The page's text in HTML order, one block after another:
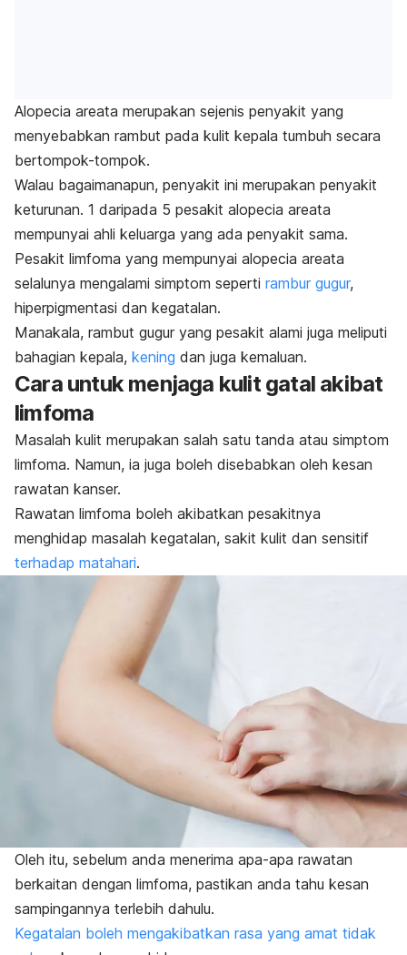
Alopecia areata merupakan sejenis penyakit yang
menyebabkan rambut pada kulit kepala tumbuh secara
bertompok-tompok.
Walau bagaimanapun, penyakit ini merupakan penyakit
keturunan. 1 daripada 5 pesakit alopecia areata
mempunyai ahli keluarga yang ada penyakit sama.
Pesakit limfoma yang mempunyai alopecia areata
selalunya mengalami simptom seperti rambur gugur,
hiperpigmentasi dan kegatalan.
Manakala, rambut gugur yang pesakit alami juga meliputi
bahagian kepala, kening dan juga kemaluan.
Cara untuk menjaga kulit gatal akibat
limfoma
Masalah kulit merupakan salah satu tanda atau simptom
limfoma. Namun, ia juga boleh disebabkan oleh kesan
rawatan kanser.
Rawatan limfoma boleh akibatkan pesakitnya
menghidap masalah kegatalan, sakit kulit dan sensitif
terhadap matahari.
Oleh itu, sebelum anda menerima apa-apa rawatan
berkaitan dengan limfoma, pastikan anda tahu kesan
sampingannya terlebih dahulu.
Kegatalan boleh mengakibatkan rasa yang amat tidak